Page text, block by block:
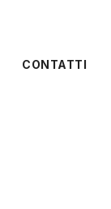
CONTATTI